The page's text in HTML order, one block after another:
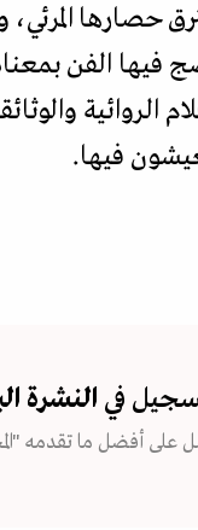
حصارها
فيها الفن
الروائية
فيها.
في النشرة
على أفضل ما تقدمه